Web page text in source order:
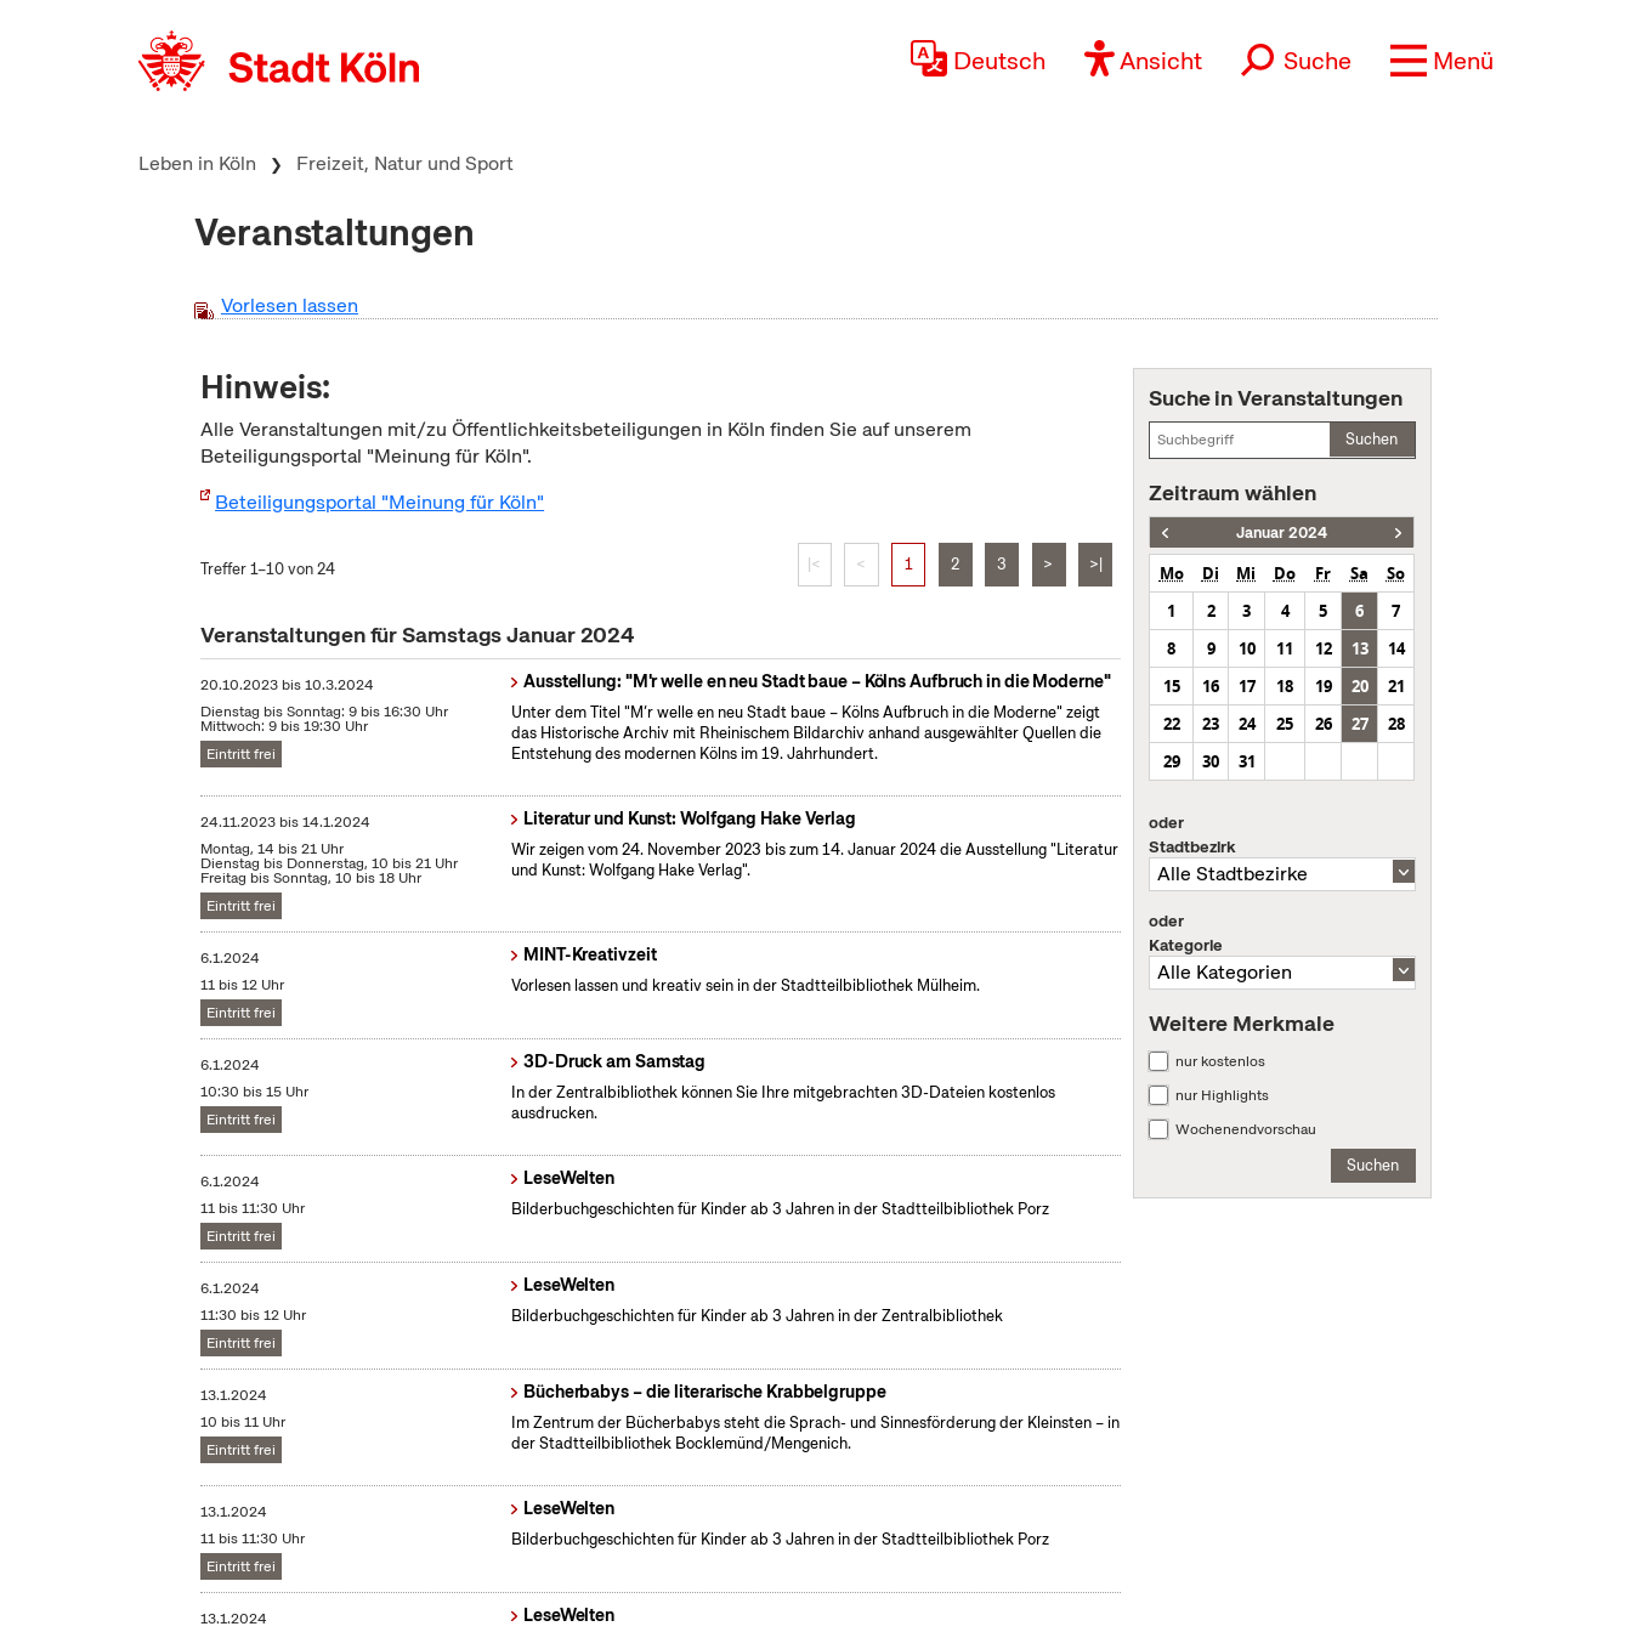
Deutsch Ansicht Suche Menü
Leben in Köln Freizeit, Natur und Sport
Veranstaltungen
Vorlesen lassen
Hinweis:
Alle Veranstaltungen mit/zu Öffentlichkeitsbeteiligungen in Köln finden Sie auf unserem
Beteiligungsportal "Meinung für Köln".
Beteiligungsportal "Meinung für Köln"
Treffer 1–10 von 24 |< < 1 2 3 > >|
Veranstaltungen für Samstags Januar 2024
20.10.2023 bis10.3.2024
Dienstag bis Sonntag: 9 bis 16:30 Uhr
Mittwoch: 9 bis 19:30 Uhr
Eintritt frei
Ausstellung: "M'r welle en neu Stadt baue – Kölns Aufbruch in die Moderne"
Unter dem Titel "M’r welle en neu Stadt baue – Kölns Aufbruch in die Moderne" zeigt
das Historische Archiv mit Rheinischem Bildarchiv anhand ausgewählter Quellen die
Entstehung des modernen Kölns im 19. Jahrhundert.
24.11.2023 bis14.1.2024
Montag, 14 bis 21 Uhr
Dienstag bis Donnerstag, 10 bis 21 Uhr
Freitag bis Sonntag, 10 bis 18 Uhr
Eintritt frei
Literatur und Kunst: Wolfgang Hake Verlag
Wir zeigen vom 24. November 2023 bis zum 14. Januar 2024 die Ausstellung "Literatur
und Kunst: Wolfgang Hake Verlag".
6.1.2024
11 bis 12 Uhr
Eintritt frei
MINT-Kreativzeit
Vorlesen lassen und kreativ sein in der Stadtteilbibliothek Mülheim.
6.1.2024
10:30 bis 15 Uhr
Eintritt frei
3D-Druck am Samstag
In der Zentralbibliothek können Sie Ihre mitgebrachten 3D-Dateien kostenlos
ausdrucken.
6.1.2024
11 bis 11:30 Uhr
Eintritt frei
LeseWelten
Bilderbuchgeschichten für Kinder ab 3 Jahren in der Stadtteilbibliothek Porz
6.1.2024
11:30 bis 12 Uhr
Eintritt frei
LeseWelten
Bilderbuchgeschichten für Kinder ab 3 Jahren in der Zentralbibliothek
13.1.2024
10 bis 11 Uhr
Eintritt frei
Bücherbabys – die literarische Krabbelgruppe
Im Zentrum der Bücherbabys steht die Sprach- und Sinnesförderung der Kleinsten – in
der Stadtteilbibliothek Bocklemünd/Mengenich.
13.1.2024
11 bis 11:30 Uhr
Eintritt frei
LeseWelten
Bilderbuchgeschichten für Kinder ab 3 Jahren in der Stadtteilbibliothek Porz
13.1.2024
LeseWelten
Suche in Veranstaltungen
Suchen
Zeitraum wählen
Januar 2024
Mo Di Mi Do Fr Sa
So
1
2 3 4 5 6
7
8
9 10 11 12 13
14
15
16 17 18 19 20
21
22
23 24 25 26 27
28
29
30 31
oder
Stadtbezirk
oder
Kategorie
Weitere Merkmale
nur kostenlos
nur Highlights
Wochenendvorschau
Suchen